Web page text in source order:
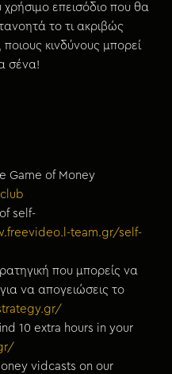
χρήσιμο επεισόδιο που θα
το τι ακριβώς
κινδύνους μπορεί
σένα!
Game of Money
self-
team.gr/self-
που μπορείς να
να απογειώσεις το
10 extra hours in your
vidcasts on our